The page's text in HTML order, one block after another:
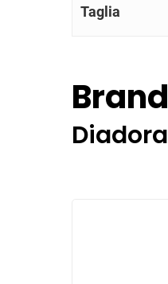
Taglia
Brand
Diadora